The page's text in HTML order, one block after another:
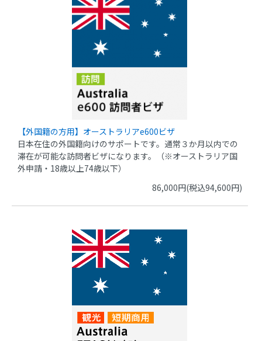
【外国籍の方用】オーストラリアe600ビザ
日本在住の外国籍向けのサポートです。通常３か月以内での
滞在が可能な訪問者ビザになります。（※オーストラリア国
外申請・18歳以上74歳以下）
86,000円(税込94,600円)